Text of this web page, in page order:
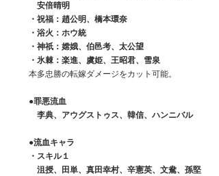
安倍晴明
・祝福：趙公明、橋本環奈
・浴火：ホウ統
・神祇：嫦娥、伯邑考、太公望
・氷棘：楽進、虞姫、王昭君、雪泉
本多忠勝の転嫁ダメージをカット可能。
●罪悪流血
李典、アウグストゥス、韓信、ハンニバル
●流血キャラ
・スキル１
沮授、田単、真田幸村、辛憲英、文鴦、孫堅